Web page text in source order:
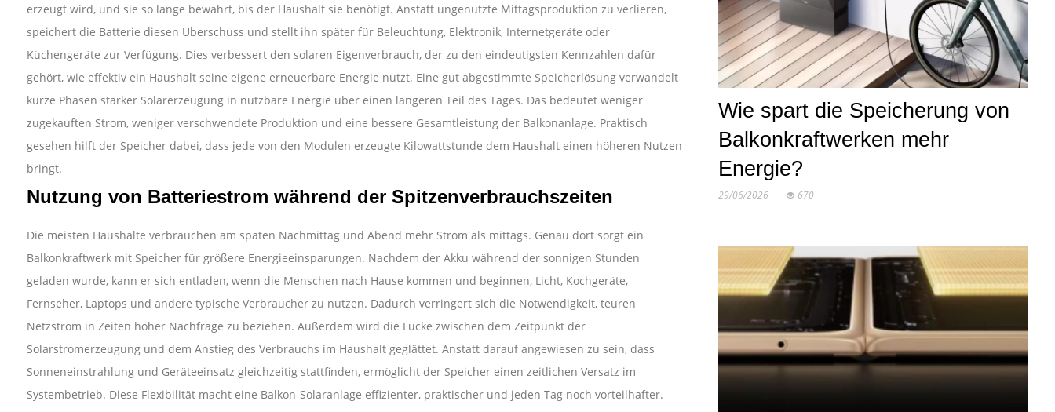
erzeugt wird, und sie so lange bewahrt, bis der Haushalt sie benötigt. Anstatt ungenutzte Mittagsproduktion zu verlieren,
speichert die Batterie diesen Überschuss und stellt ihn später für Beleuchtung, Elektronik, Internetgeräte oder
Küchengeräte zur Verfügung. Dies verbessert den solaren Eigenverbrauch, der zu den eindeutigsten Kennzahlen dafür
gehört, wie effektiv ein Haushalt seine eigene erneuerbare Energie nutzt. Eine gut abgestimmte Speicherlösung verwandelt
kurze Phasen starker Solarerzeugung in nutzbare Energie über einen längeren Teil des Tages. Das bedeutet weniger
zugekauften Strom, weniger verschwendete Produktion und eine bessere Gesamtleistung der Balkonanlage. Praktisch
gesehen hilft der Speicher dabei, dass jede von den Modulen erzeugte Kilowattstunde dem Haushalt einen höheren Nutzen
bringt.
Nutzung von Batteriestrom während der Spitzenverbrauchszeiten
Die meisten Haushalte verbrauchen am späten Nachmittag und Abend mehr Strom als mittags. Genau dort sorgt ein
Balkonkraftwerk mit Speicher für größere Energieeinsparungen. Nachdem der Akku während der sonnigen Stunden
geladen wurde, kann er sich entladen, wenn die Menschen nach Hause kommen und beginnen, Licht, Kochgeräte,
Fernseher, Laptops und andere typische Verbraucher zu nutzen. Dadurch verringert sich die Notwendigkeit, teuren
Netzstrom in Zeiten hoher Nachfrage zu beziehen. Außerdem wird die Lücke zwischen dem Zeitpunkt der
Solarstromerzeugung und dem Anstieg des Verbrauchs im Haushalt geglättet. Anstatt darauf angewiesen zu sein, dass
Sonneneinstrahlung und Geräteeinsatz gleichzeitig stattfinden, ermöglicht der Speicher einen zeitlichen Versatz im
Systembetrieb. Diese Flexibilität macht eine Balkon-Solaranlage effizienter, praktischer und jeden Tag noch vorteilhafter.
Wie spart die Speicherung von
Balkonkraftwerken mehr
Energie?
29/06/2026 670